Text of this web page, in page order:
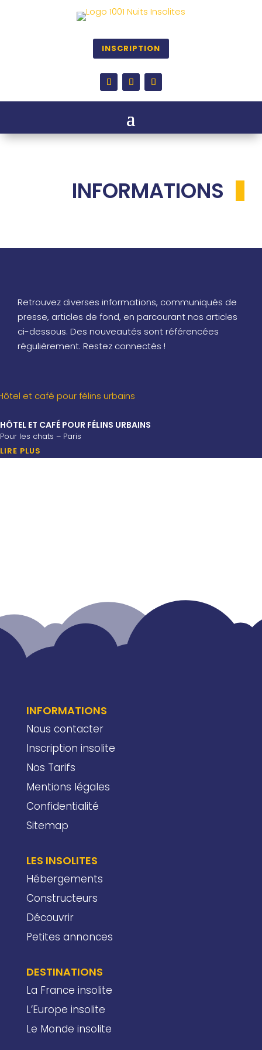
INSCRIPTION
INFORMATIONS
Retrouvez diverses informations, communiqués de
presse, articles de fond, en parcourant nos articles
ci-dessous. Des nouveautés sont référencées
régulièrement. Restez connectés !
HÔTEL ET CAFÉ POUR FÉLINS URBAINS
Pour les chats – Paris
LIRE PLUS
INFORMATIONS
Nous contacter
Inscription insolite
Nos Tarifs
Mentions légales
Confidentialité
Sitemap
LES INSOLITES
Hébergements
Constructeurs
Découvrir
Petites annonces
DESTINATIONS
La France insolite
L’Europe insolite
Le Monde insolite